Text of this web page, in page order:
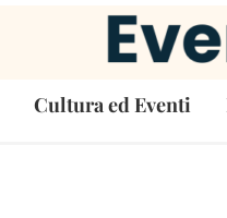
Cultura ed Eventi